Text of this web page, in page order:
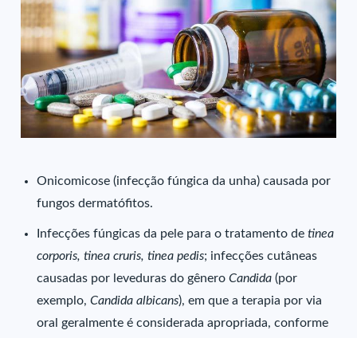
Onicomicose (infecção fúngica da unha) causada por
fungos dermatófitos.
Infecções fúngicas da pele para o tratamento detinea
corporis, tinea cruris, tinea pedis; infecções cutâneas
causadas por leveduras do gêneroCandida (por
exemplo,Candida albicans), em que a terapia por via
oral geralmente é considerada apropriada, conforme